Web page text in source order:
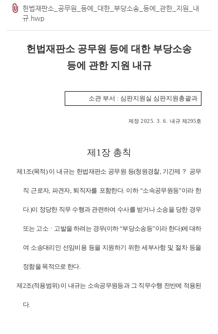
변론일정
방청신청
확인/취소
알림·소식
헌법재판소 소개
헌법재판소_공무원_등에_대한_부당소송_등에_관한_지원_내
규.hwp
헌법재판소 공무원 등에 대한 부당소송
등에 관한 지원 내규
소관 부서 : 심판지원실 심판지원총괄과
제정 2025 . 3. 6. 내규 제295호
제 1 장 총칙
제 1조(목적) 이 내규는 헌법재판소 공무원 등(청원경찰, 기간제 ？ 공무
직 근로자, 파견자, 퇴직자를 포함한다. 이하 “소속공무원등”이라 한
다.)이 정당한 직무 수행과 관련하여 수사를 받거나 소송을 당한 경우
또는 고소 ㆍ 고발을 하려는 경우(이하“부당소송등”이라 한다)에 대하
여 소송대리인 선임비용 등을 지원하기 위한 세부사항 및 절차 등을
정함을 목적으로 한다.
제2조(적용범위) 이 내규는 소속공무원등과 그 직무수행 전반에 적용된
다.